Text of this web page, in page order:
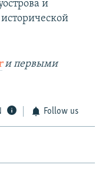
и
и первыми
Follow us